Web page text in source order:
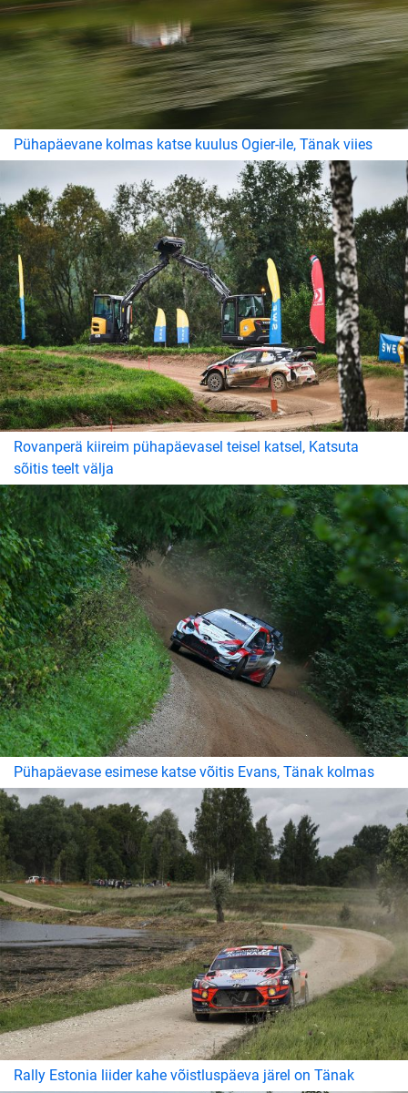
Pühapäevane kolmas katse kuulus Ogier-ile, Tänak viies
Rovanperä kiireim pühapäevasel teisel katsel, Katsuta
sõitis teelt välja
Pühapäevase esimese katse võitis Evans, Tänak kolmas
Rally Estonia liider kahe võistluspäeva järel on Tänak